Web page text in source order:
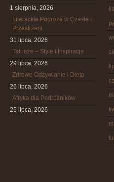
1 sierpnia, 2026
Literackie Podróże w Czasie i
Przestrzeni
31 lipca, 2026
Tatuaże – Style i Inspiracje
29 lipca, 2026
Zdrowe Odżywianie i Dieta
26 lipca, 2026
Afryka dla Podróżników
25 lipca, 2026